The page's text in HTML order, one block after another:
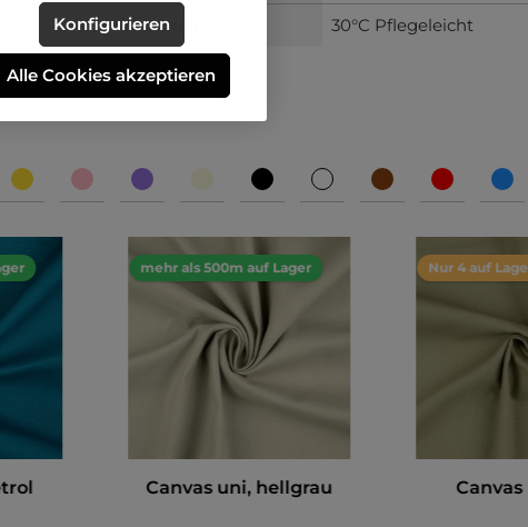
Waschen: 30°C Pflegeleicht
mehr als 500m auf Lager
Canvas uni, hellgrau
Nur 4 auf
Konfigurieren
Alle Cookies akzeptieren